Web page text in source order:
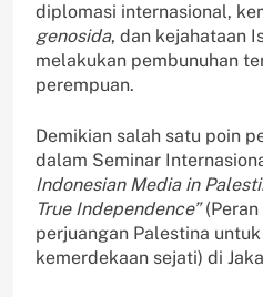
diplomasi internasional,
genosida, dan kejahataan
melakukan pembunuhan
perempuan.
Demikian salah satu poin
dalam Seminar
Indonesian Media in
True Independence”(Peran
perjuangan Palestina
kemerdekaan sejati) di